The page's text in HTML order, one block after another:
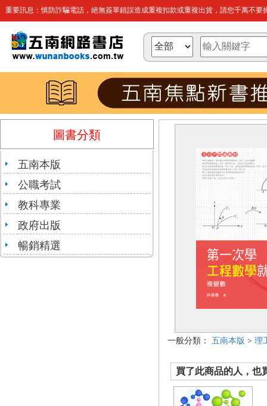
重要訊息：慎防詐騙電話，絕無簽單錯誤造成重複扣款或重複出貨，請您千萬不要
圖書分類
五南本版
公職考試
教科專業
政府出版
暢銷精選
一般分類： 五南本版 > 理
買了此商品的人，也